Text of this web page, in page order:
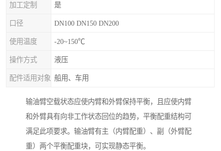
加工定制 是
口径 DN100 DN150 DN200
使用温度 -20~150℃
操作方式 液压
配件适用对象 船用、车用
输油臂空载状态应使内臂和外臂保持平衡，且应使内臂
和外臂具有向非工作状态回位的趋势，平衡配重结构可
满足此项要求。输油臂有主（内臂配重）、副（外臂配
重）两个平衡配重块，可实现静态平衡。